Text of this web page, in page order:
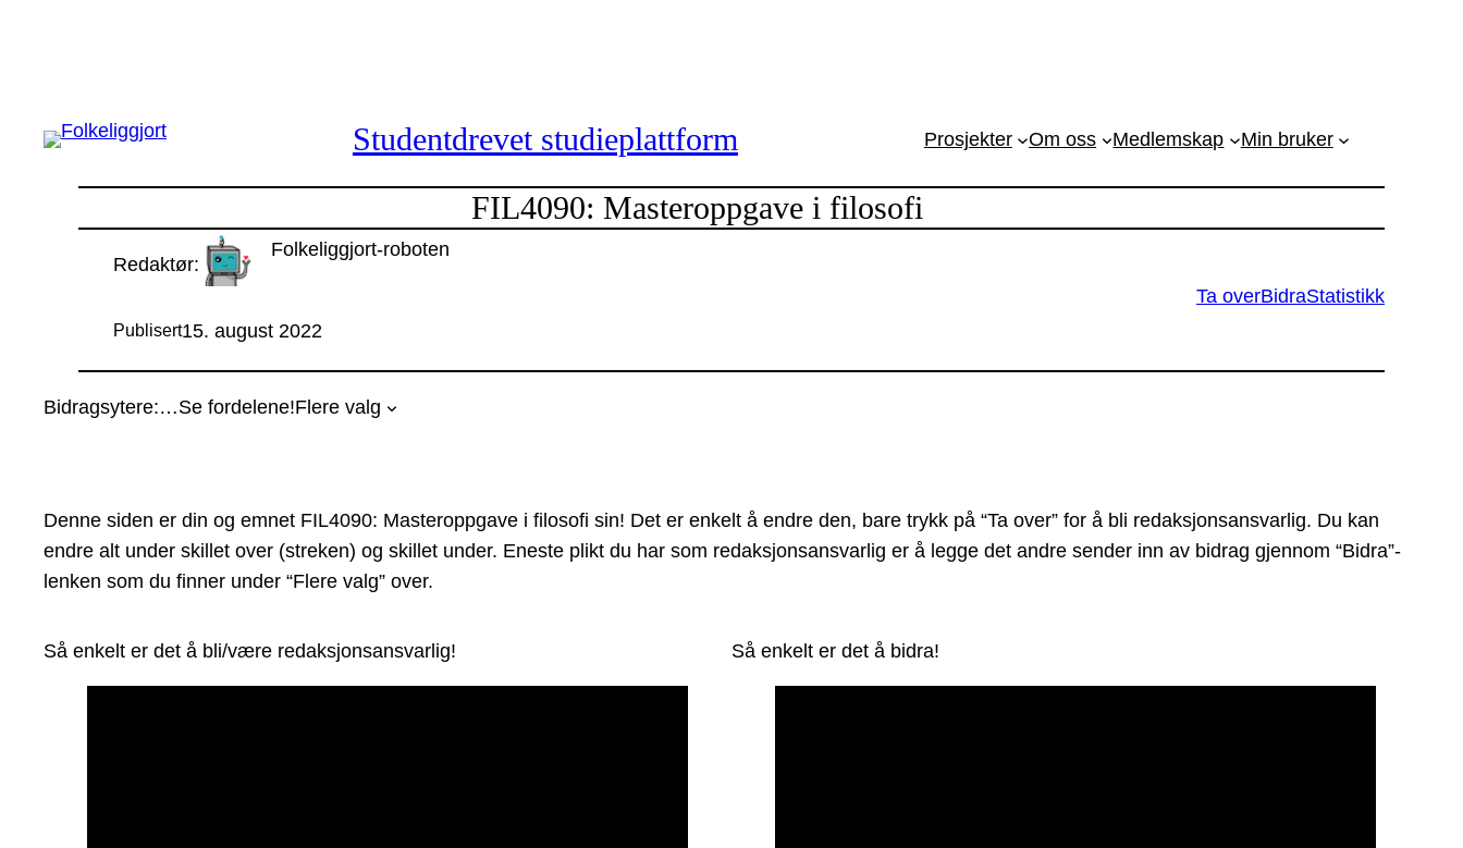
Studentdrevet studieplattform Prosjekter Om oss Medlemskap Min bruker
FIL4090: Masteroppgave i filosofi
Redaktør:
Folkeliggjort-roboten
Publisert15. august 2022
Ta overBidraStatistikk
Bidragsytere:…Se fordelene!Flere valg
Denne siden er din og emnet FIL4090: Masteroppgave i filosofi sin! Det er enkelt å endre den, bare trykk på “Ta over” for å bli redaksjonsansvarlig. Du kan
endre alt under skillet over (streken) og skillet under. Eneste plikt du har som redaksjonsansvarlig er å legge det andre sender inn av bidrag gjennom “Bidra”-
lenken som du finner under “Flere valg” over.
Så enkelt er det å bli/være redaksjonsansvarlig! Så enkelt er det å bidra!